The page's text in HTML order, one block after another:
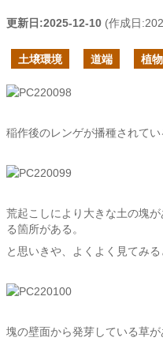
更新日:2025-12-10 (作成日:
土壌環境 道端 植
稲作後のレンゲが播種されてい
荒起こしにより大きな土の塊
る箇所がある。
と思いきや、よくよく見てみる
塊の壁面から発芽している草が